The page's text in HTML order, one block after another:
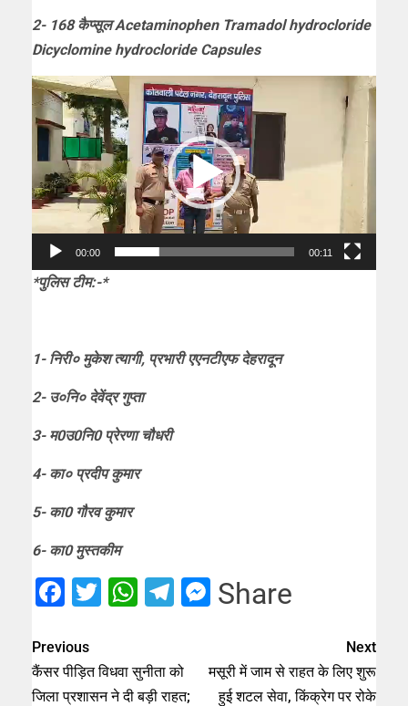
2- 168 कैप्सूल Acetaminophen Tramadol hydrocloride
Dicyclomine hydrocloride Capsules
Video
Player
00:00 00:11
*पुलिस टीम:-*
1- निरी० मुकेश त्यागी, प्रभारी एएनटीएफ देहरादून
2- उ०नि० देवेंद्र गुप्ता
3- म0उ0नि0 प्रेरणा चौधरी
4- का० प्रदीप कुमार
5- का0 गौरव कुमार
6- का0 मुस्तकीम
Facebook
Twitter
WhatsApp
Telegram
Messenger
Share
Previous
कैंसर पीड़ित विधवा सुनीता को
जिला प्रशासन ने दी बड़ी राहत;
Next
मसूरी में जाम से राहत के लिए शुरू
हुई शटल सेवा, किंक्रेग पर रोके